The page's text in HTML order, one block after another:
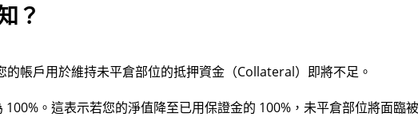
？
帳戶用於維持未平倉部位的抵押資金（Collateral）即將不足。
。這表示若您的淨值降至已用保證金的 100%，未平倉部位將面臨